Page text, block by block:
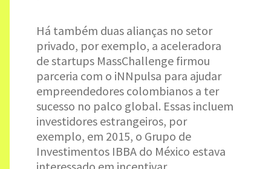
Há também duas alianças no setor
privado, por exemplo, a aceleradora
de startups MassChallenge firmou
parceria com o iNNpulsa para ajudar
empreendedores colombianos a ter
sucesso no palco global. Essas incluem
investidores estrangeiros, por
exemplo, em 2015, o Grupo de
Investimentos IBBA do México estava